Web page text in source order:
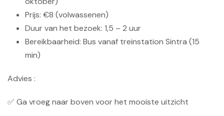
Prijs: €8 (volwassenen)
Duur van het bezoek: 1,5 – 2 uur
Bereikbaarheid: Bus vanaf treinstation Sintra (15
min)
Advies :
✅ Ga vroeg naar boven voor het mooiste uitzicht